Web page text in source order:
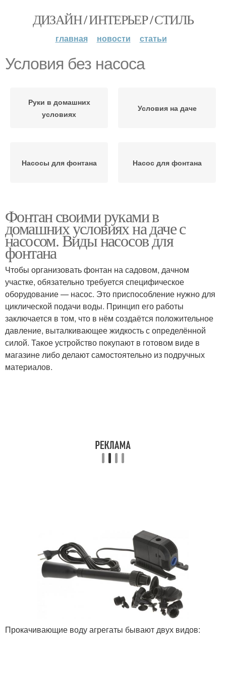
ДИЗАЙН / ИНТЕРЬЕР / СТИЛЬ
главная новости статьи
Условия без насоса
Руки в домашних
условиях
Условия на даче
Насосы для фонтана Насос для фонтана
Фонтан своими руками в
домашних условиях на даче с
насосом. Виды насосов для
фонтана
Чтобы организовать фонтан на садовом, дачном
участке, обязательно требуется специфическое
оборудование — насос. Это приспособление нужно для
циклической подачи воды. Принцип его работы
заключается в том, что в нём создаётся положительное
давление, выталкивающее жидкость с определённой
силой. Такое устройство покупают в готовом виде в
магазине либо делают самостоятельно из подручных
материалов.
Прокачивающие воду агрегаты бывают двух видов: